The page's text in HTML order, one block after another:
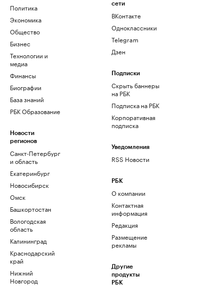
Политика
Экономика
Общество
Бизнес
Технологии и
медиа
Финансы
Биографии
База знаний
РБК Образование
Новости
регионов
Санкт-Петербург
и область
Екатеринбург
Новосибирск
Омск
Башкортостан
Вологодская
область
Калининград
Краснодарский
край
Нижний
Новгород
сети
ВКонтакте
Одноклассники
Telegram
Дзен
Подписки
Скрыть баннеры
на РБК
Подписка на РБК
Корпоративная
подписка
Уведомления
RSS Новости
РБК
О компании
Контактная
информация
Редакция
Размещение
рекламы
Другие
продукты
РБК